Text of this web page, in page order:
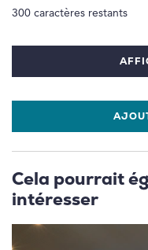
300 caractères restants
Cela pourrait
intéresser